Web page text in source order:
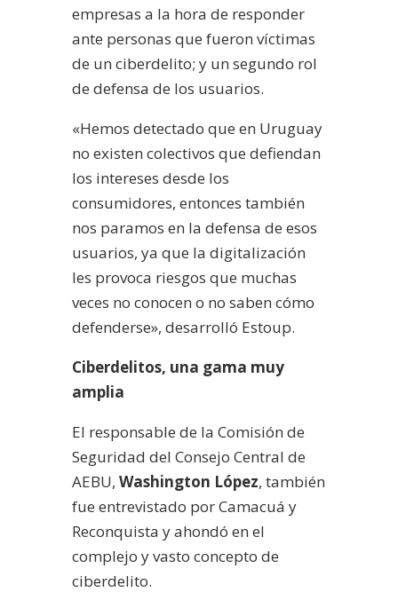
empresas a la hora de responder
ante personas que fueron víctimas
de un ciberdelito; y un segundo rol
de defensa de los usuarios.
«Hemos detectado que en Uruguay
no existen colectivos que defiendan
los intereses desde los
consumidores, entonces también
nos paramos en la defensa de esos
usuarios, ya que la digitalización
les provoca riesgos que muchas
veces no conocen o no saben cómo
defenderse», desarrolló Estoup.
Ciberdelitos, una gama muy
amplia
El responsable de la Comisión de
Seguridad del Consejo Central de
AEBU, Washington López, también
fue entrevistado por Camacuá y
Reconquista y ahondó en el
complejo y vasto concepto de
ciberdelito.